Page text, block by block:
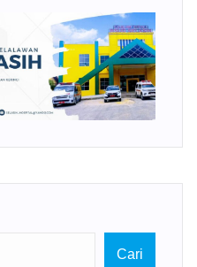
Cari